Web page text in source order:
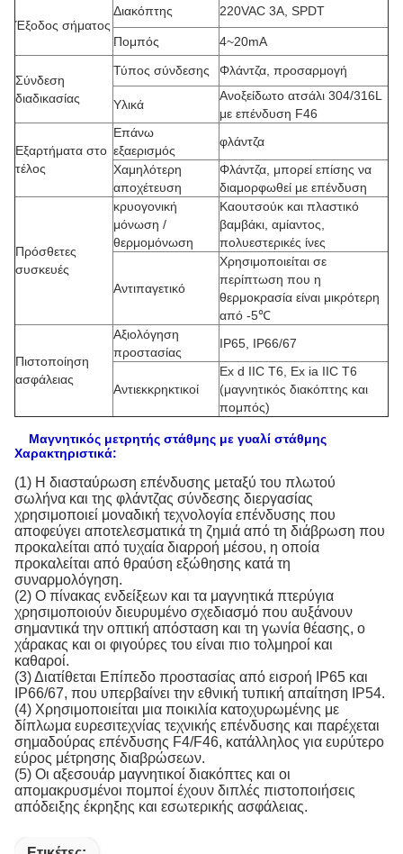
Έξοδος σήματος
Διακόπτης 220VAC 3A, SPDT
Πομπός 4~20mA
Σύνδεση
διαδικασίας
Τύπος σύνδεσης Φλάντζα, προσαρμογή
Υλικά
Ανοξείδωτο ατσάλι 304/316L
με επένδυση F46
Εξαρτήματα στο
τέλος
Επάνω
εξαερισμός
φλάντζα
Χαμηλότερη
αποχέτευση
Φλάντζα, μπορεί επίσης να
διαμορφωθεί με επένδυση
Πρόσθετες
συσκευές
κρυογονική
μόνωση /
θερμομόνωση
Καουτσούκ και πλαστικό
βαμβάκι, αμίαντος,
πολυεστερικές ίνες
Αντιπαγετικό
Χρησιμοποιείται σε
περίπτωση που η
θερμοκρασία είναι μικρότερη
από -5℃
Πιστοποίηση
ασφάλειας
Αξιολόγηση
προστασίας
IP65, IP66/67
Αντιεκκρηκτικοί
Ex d IIC T6, Ex ia IIC T6
(μαγνητικός διακόπτης και
πομπός)
Μαγνητικός μετρητής στάθμης με γυαλί στάθμης
Χαρακτηριστικά:
(1) Η διασταύρωση επένδυσης μεταξύ του πλωτού
σωλήνα και της φλάντζας σύνδεσης διεργασίας
χρησιμοποιεί μοναδική τεχνολογία επένδυσης που
αποφεύγει αποτελεσματικά τη ζημιά από τη διάβρωση που
προκαλείται από τυχαία διαρροή μέσου, η οποία
προκαλείται από θραύση εξώθησης κατά τη
συναρμολόγηση.
(2) Ο πίνακας ενδείξεων και τα μαγνητικά πτερύγια
χρησιμοποιούν διευρυμένο σχεδιασμό που αυξάνουν
σημαντικά την οπτική απόσταση και τη γωνία θέασης, ο
χάρακας και οι φιγούρες του είναι πιο τολμηροί και
καθαροί.
(3) Διατίθεται Επίπεδο προστασίας από εισροή IP65 και
IP66/67, που υπερβαίνει την εθνική τυπική απαίτηση IP54.
(4) Χρησιμοποιείται μια ποικιλία κατοχυρωμένης με
δίπλωμα ευρεσιτεχνίας τεχνικής επένδυσης και παρέχεται
σημαδούρας επένδυσης F4/F46, κατάλληλος για ευρύτερο
εύρος μέτρησης διαβρώσεων.
(5) Οι αξεσουάρ μαγνητικοί διακόπτες και οι
απομακρυσμένοι πομποί έχουν διπλές πιστοποιήσεις
απόδειξης έκρηξης και εσωτερικής ασφάλειας.